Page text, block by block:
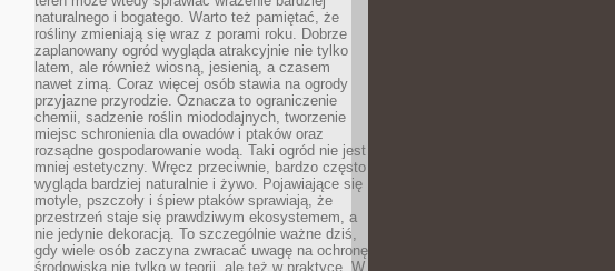
naturalnego i bogatego. Warto też pamiętać, że
rośliny zmieniają się wraz z porami roku. Dobrze
zaplanowany ogród wygląda atrakcyjnie nie tylko
latem, ale również wiosną, jesienią, a czasem
nawet zimą. Coraz więcej osób stawia na ogrody
przyjazne przyrodzie. Oznacza to ograniczenie
chemii, sadzenie roślin miododajnych, tworzenie
miejsc schronienia dla owadów i ptaków oraz
rozsądne gospodarowanie wodą. Taki ogród nie jest
mniej estetyczny. Wręcz przeciwnie, bardzo często
wygląda bardziej naturalnie i żywo. Pojawiające się
motyle, pszczoły i śpiew ptaków sprawiają, że
przestrzeń staje się prawdziwym ekosystemem, a
nie jedynie dekoracją. To szczególnie ważne dziś,
gdy wiele osób zaczyna zwracać uwagę na ochronę
środowiska nie tylko w teorii, ale też w praktyce. W